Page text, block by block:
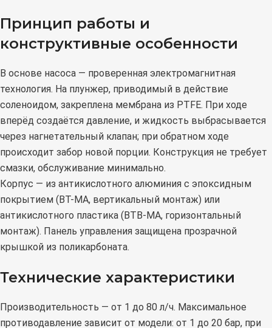
Принцип работы и
конструктивные особенности
В основе насоса — проверенная электромагнитная
технология. На плунжер, приводимый в действие
соленоидом, закреплена мембрана из PTFE. При ходе
вперёд создаётся давление, и жидкость выбрасывается
через нагнетательный клапан; при обратном ходе
происходит забор новой порции. Конструкция не требует
смазки, обслуживание минимально.
Корпус — из антикислотного алюминия с эпоксидным
покрытием (BT-MA, вертикальный монтаж) или
антикислотного пластика (BTB-MA, горизонтальный
монтаж). Панель управления защищена прозрачной
крышкой из поликарбоната.
Технические характеристики
Производительность — от 1 до 80 л/ч. Максимальное
противодавление зависит от модели: от 1 до 20 бар, при